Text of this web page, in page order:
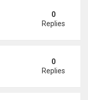
nhất thế giới
0
Replies
sản xuất giày
0
Replies